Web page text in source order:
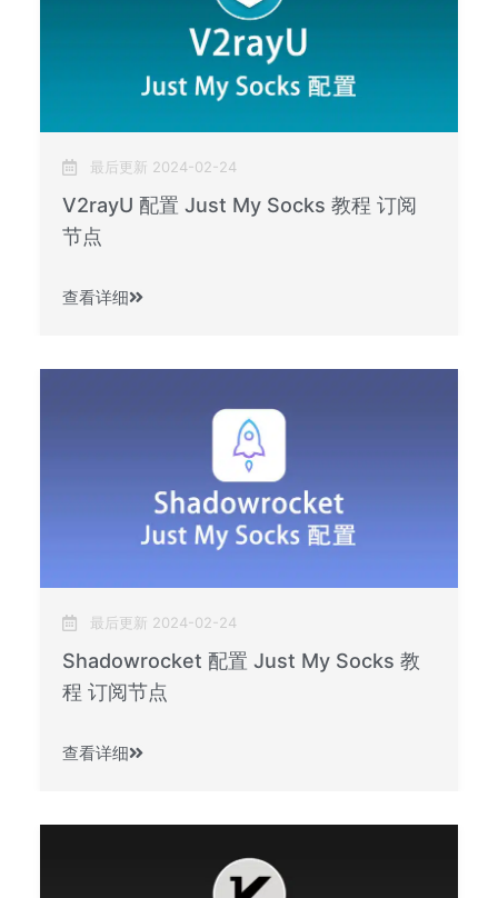
最后更新 2024-02-24
V2rayU 配置 Just My Socks 教程 订阅
节点
查看详细
最后更新 2024-02-24
Shadowrocket 配置 Just My Socks 教
程 订阅节点
查看详细